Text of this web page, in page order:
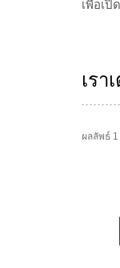
เพื่อเ
เรา
ผลลัพธ์ 1